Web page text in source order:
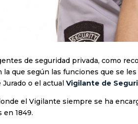
de seguridad privada, como
que según las funciones que se
Jurado o el actualVigilante de
el Vigilante siempre se ha
1849.